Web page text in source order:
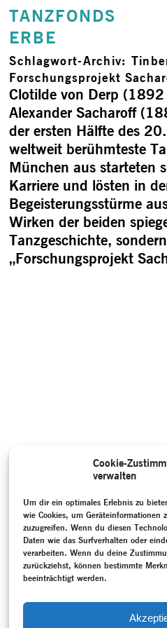
Cookie-
verwalten
Um dir ein optimales Erlebnis zu
wie Cookies, um Geräteinformationen
zuzugreifen. Wenn du diesen
Daten wie das Surfverhalten oder
verarbeiten. Wenn du deine
zurückziehst, können bestimmte
beeinträchtigt werden.
TANZFONDS
ERBE
Schlagwort-Archiv:
Forschungs­projekt
Clotilde von Derp
Alexander Sacharoff
der ersten Hälfte des
weltweit berühmteste
München aus starteten
Karriere und lösten in
Begeisterungsstürme
Wirken der beiden
Tanzgeschichte,
„Forschungs­projekt